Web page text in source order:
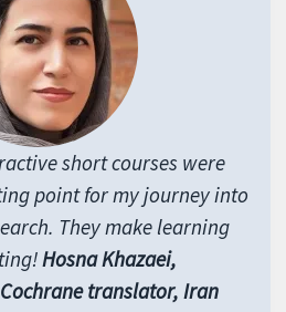
short courses were
point for my journey into
They make learning
Hosna Khazaei,
translator, Iran